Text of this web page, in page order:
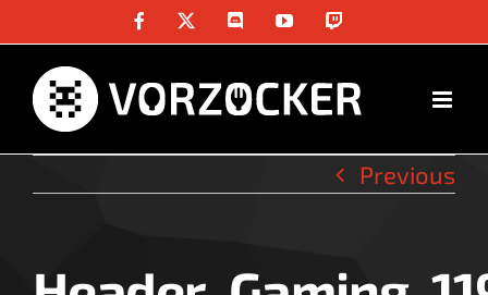
content
Facebook DiscordYouTube
Previous